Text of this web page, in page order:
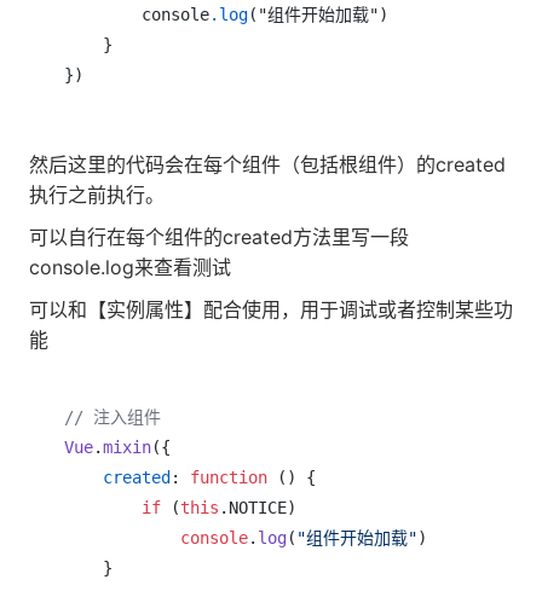
        console
.log("组件开始加载")
    }
})
然后这里的代码会在每个组件（包括根组件）的created
执行之前执行。
可以自行在每个组件的created方法里写一段
console.log来查看测试
可以和【实例属性】配合使用，用于调试或者控制某些功
能
// 注入组件
Vue.mixin({
created : function ( ) {
if (this . NOTICE)
console. log( "组件开始加载")
    }